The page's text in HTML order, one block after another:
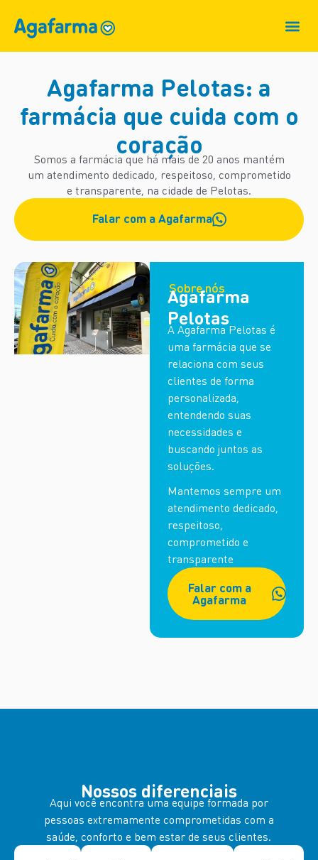
Agafarma Pelotas: a
farmácia que cuida com o
coração
Somos a farmácia que há mais de 20 anos mantém
um atendimento dedicado, respeitoso, comprometido
e transparente, na cidade de Pelotas.
Falar com a Agafarma
Sobre nós
Agafarma
Pelotas
A Agafarma Pelotas é
uma farmácia que se
relaciona com seus
clientes de forma
personalizada,
entendendo suas
necessidades e
buscando juntos as
soluções.
Mantemos sempre um
atendimento dedicado,
respeitoso,
comprometido e
transparente
Falar com a
Agafarma
Nossos diferenciais
Aqui você encontra uma equipe formada por
pessoas extremamente comprometidas com a
saúde, conforto e bem estar de seus clientes.